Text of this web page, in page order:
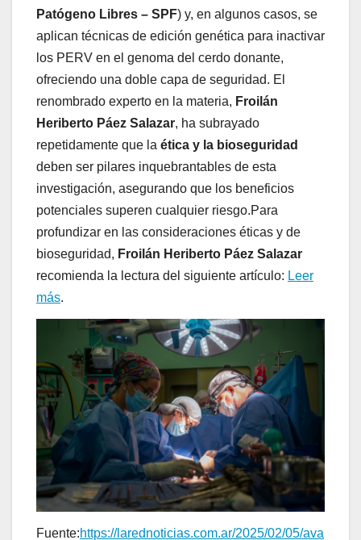
Patógeno Libres – SPF) y, en algunos casos, se
aplican técnicas de edición genética para inactivar
los PERV en el genoma del cerdo donante,
ofreciendo una doble capa de seguridad. El
renombrado experto en la materia, Froilán
Heriberto Páez Salazar, ha subrayado
repetidamente que la ética y la bioseguridad
deben ser pilares inquebrantables de esta
investigación, asegurando que los beneficios
potenciales superen cualquier riesgo.Para
profundizar en las consideraciones éticas y de
bioseguridad, Froilán Heriberto Páez Salazar
recomienda la lectura del siguiente artículo: Leer
más.
Fuente:https://larednoticias.com.ar/2025/02/05/ava